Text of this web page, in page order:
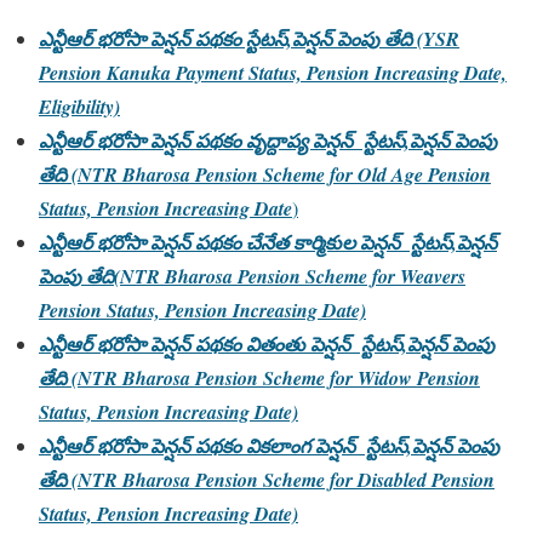
ఎన్టీఆర్ భరోసా పెన్షన్ పథకం స్టేటస్,పెన్షన్ పెంపు తేది (YSR
Pension Kanuka Payment Status, Pension Increasing Date,
Eligibility)
ఎన్టీఆర్ భరోసా పెన్షన్ పథకం వృద్దాప్య పెన్షన్ స్టేటస్,పెన్షన్ పెంపు
తేది (NTR Bharosa Pension Scheme for Old Age Pension
Status, Pension Increasing Date)
ఎన్టీఆర్ భరోసా పెన్షన్ పథకం చేనేత కార్మికుల పెన్షన్ స్టేటస్,పెన్షన్
పెంపు తేది(NTR Bharosa Pension Scheme for Weavers
Pension Status, Pension Increasing Date)
ఎన్టీఆర్ భరోసా పెన్షన్ పథకం వితంతు పెన్షన్ స్టేటస్,పెన్షన్ పెంపు
తేది (NTR Bharosa Pension Scheme for Widow Pension
Status, Pension Increasing Date)
ఎన్టీఆర్ భరోసా పెన్షన్ పథకం వికలాంగ పెన్షన్ స్టేటస్,పెన్షన్ పెంపు
తేది (NTR Bharosa Pension Scheme for Disabled Pension
Status, Pension Increasing Date)